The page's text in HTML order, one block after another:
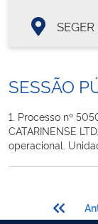
SEGER
SESSÃO
1. Processo nº
CATARINENSE
operacional.